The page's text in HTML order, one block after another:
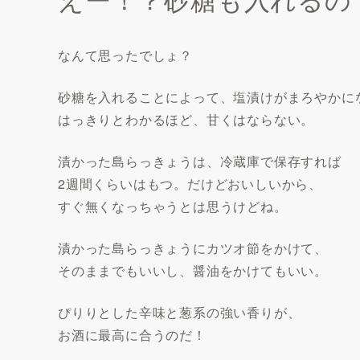
なんて思ったでしょ？
砂糖を入れることによって、塩漬けがまろやかに
はっきりとわかるほど、甘くはならない。
漬かった島らっきょうは、冷蔵庫で保存すれば
2週間くらいはもつ。だけどおいしいから、
すぐ無くなっちゃうとは思うけどね。
漬かった島らっきょうにカツオ節をかけて、
そのままでもいいし、醤油をかけてもいい。
ぴりりとした辛味と葱系の強い香りが、
お酒に最高に合うのだ！